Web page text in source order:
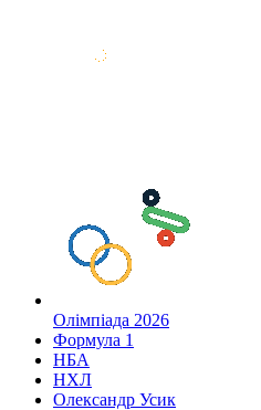
Олімпіада 2026
Формула 1
НБА
НХЛ
Олександр Усик